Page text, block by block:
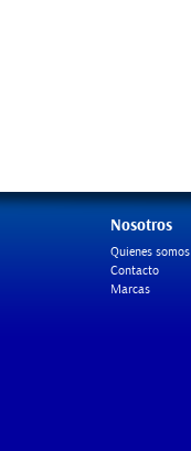
Nosotros
Quienes somos
Contacto
Marcas